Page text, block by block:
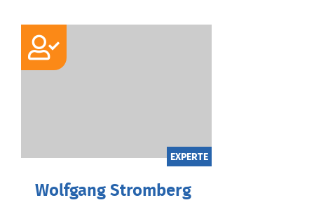
EXPERTE
Wolfgang Stromberg